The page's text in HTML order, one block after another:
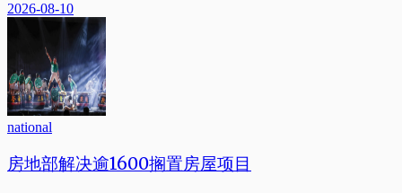
2026-08-10
national
房地部解决逾1600搁置房屋项目